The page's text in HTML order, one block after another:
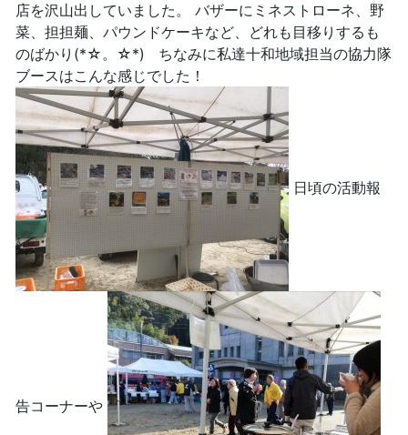
店を沢山出していました。 バザーにミネストローネ、野
菜、担担麺、パウンドケーキなど、どれも目移りするも
のばかり(*☆。☆*) ちなみに私達十和地域担当の協力隊
ブースはこんな感じでした！
日頃の活動報
告コーナーや